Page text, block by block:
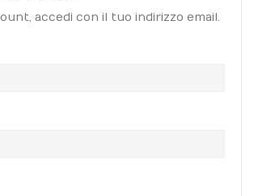
accedi con il tuo indirizzo email.